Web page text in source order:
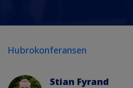
Hubrokonferansen
Stian Fyrand